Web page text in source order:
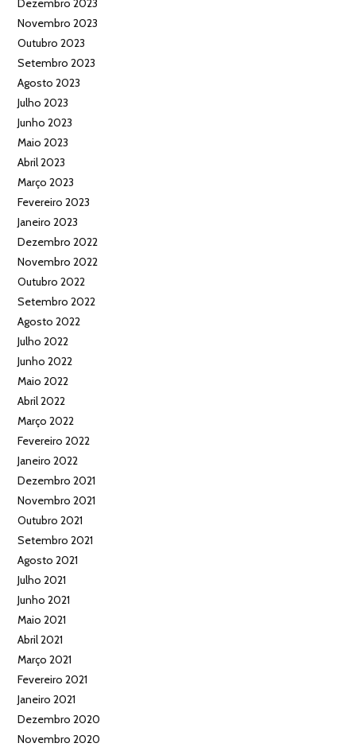
Dezembro 2023
Novembro 2023
Outubro 2023
Setembro 2023
Agosto 2023
Julho 2023
Junho 2023
Maio 2023
Abril 2023
Março 2023
Fevereiro 2023
Janeiro 2023
Dezembro 2022
Novembro 2022
Outubro 2022
Setembro 2022
Agosto 2022
Julho 2022
Junho 2022
Maio 2022
Abril 2022
Março 2022
Fevereiro 2022
Janeiro 2022
Dezembro 2021
Novembro 2021
Outubro 2021
Setembro 2021
Agosto 2021
Julho 2021
Junho 2021
Maio 2021
Abril 2021
Março 2021
Fevereiro 2021
Janeiro 2021
Dezembro 2020
Novembro 2020